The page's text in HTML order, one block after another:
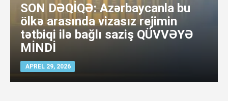
SON DƏQİQƏ: Azərbaycanla bu
ölkə arasında vizasız rejimin
tətbiqi ilə bağlı saziş QÜVVƏYƏ
MİNDİ
APREL 29, 2026